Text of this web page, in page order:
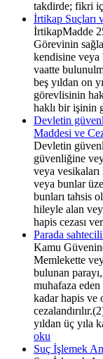
takdirde; fikri
İrtikap Suçları
İrtikapMadde
Görevinin
kendisine veya
vaatte
beş yıldan on
görevlisinin
haklı bir işinin
Devletin
Maddesi ve
Devletin
güvenliğine
veya
veya bunlar
bunları tahsis
hileyle alan
hapis cezası
Parada
Kamu
Memlekette
bulunan
muhafaza
kadar hapis ve
yıldan üç yıla
oku
Suç İşlemek